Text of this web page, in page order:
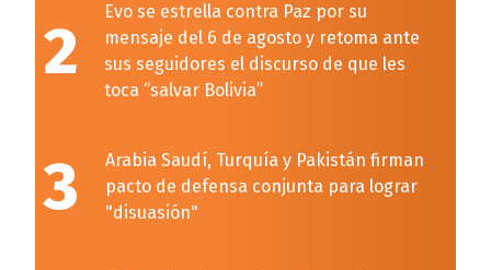
2
Evo se estrella contra Paz por su
mensaje del 6 de agosto y retoma ante
sus seguidores el discurso de que les
toca “salvar Bolivia”
3
Arabia Saudí, Turquía y Pakistán firman
pacto de defensa conjunta para lograr
"disuasión"